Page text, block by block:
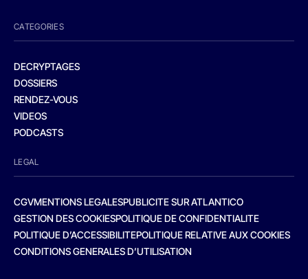
CATEGORIES
DECRYPTAGES
DOSSIERS
RENDEZ-VOUS
VIDEOS
PODCASTS
LEGAL
CGVMENTIONS LEGALESPUBLICITE SUR ATLANTICO
GESTION DES COOKIESPOLITIQUE DE CONFIDENTIALITE
POLITIQUE D’ACCESSIBILITEPOLITIQUE RELATIVE AUX COOKIES
CONDITIONS GENERALES D’UTILISATION